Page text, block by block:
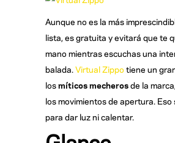
Aunque no es la más
lista, es gratuita y evitará que te
mano mientras escuchas una
balada.Virtual Zippo tiene un
losmíticos mecherosde la
los movimientos de apertura. Eso
para dar luz ni calentar.